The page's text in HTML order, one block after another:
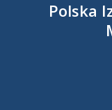
Polska